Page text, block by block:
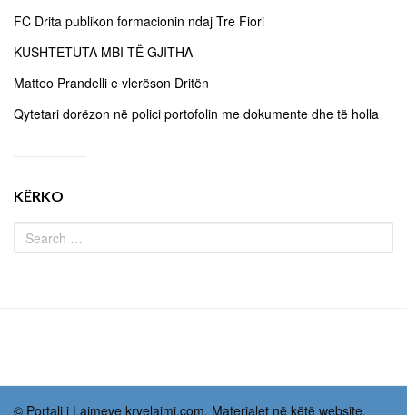
FC Drita publikon formacionin ndaj Tre Fiori
KUSHTETUTA MBI TË GJITHA
Matteo Prandelli e vlerëson Dritën
Qytetari dorëzon në polici portofolin me dokumente dhe të holla
KËRKO
© Portali i Lajmeve kryelajmi.com. Materialet në këtë website,